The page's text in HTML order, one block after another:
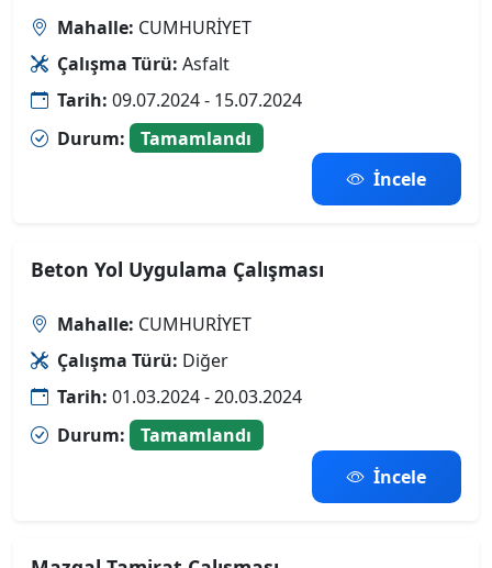
Mahalle: CUMHURİYET
Çalışma Türü: Asfalt
Tarih: 09.07.2024 - 15.07.2024
Durum:
Tamamlandı
İncele
Beton Yol Uygulama Çalışması
Mahalle: CUMHURİYET
Çalışma Türü: Diğer
Tarih: 01.03.2024 - 20.03.2024
Durum:
Tamamlandı
İncele